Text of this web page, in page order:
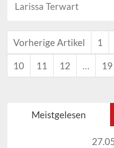
Larissa Terwart
Vorherige Artikel 1
10 11 12 … 19
Meistgelesen